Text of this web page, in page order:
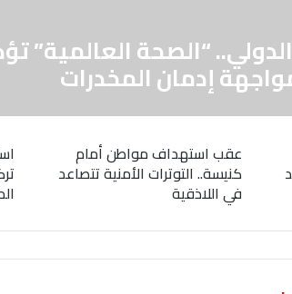
“الصحة العالمية”
إدمان المخدرات
عقب استهداف مواطن أمام
كنيسة.. التوترات الأمنية تتصاعد
في اللاذقية